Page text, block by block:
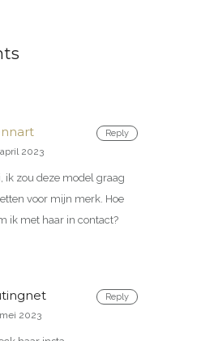
Reply
2023
ik zou deze model graag
voor mijn merk. Hoe
ik met haar in contact?
Reply
2023